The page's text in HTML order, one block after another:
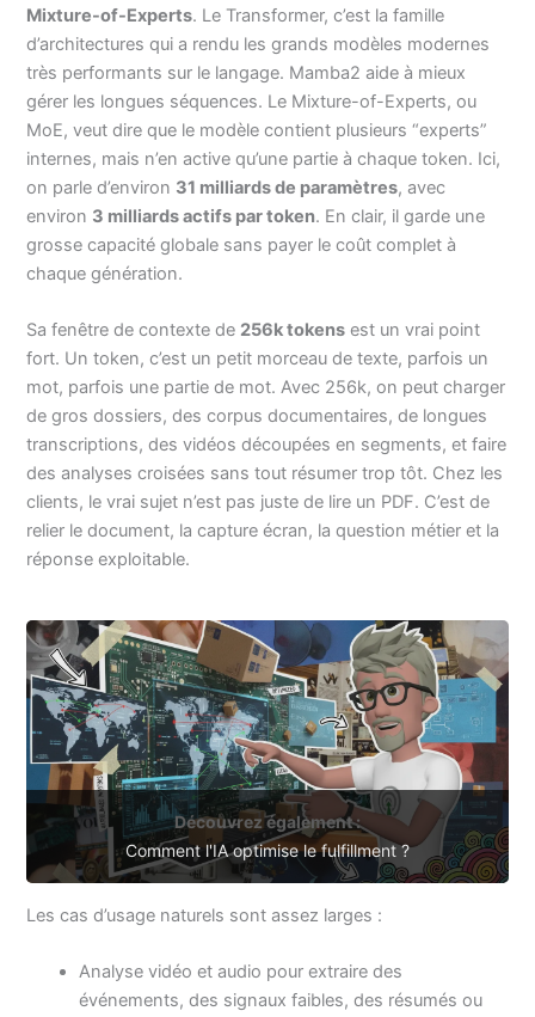
Mixture-of-Experts. Le Transformer, c’est la famille
d’architectures qui a rendu les grands modèles modernes
très performants sur le langage. Mamba2 aide à mieux
gérer les longues séquences. Le Mixture-of-Experts, ou
MoE, veut dire que le modèle contient plusieurs “experts”
internes, mais n’en active qu’une partie à chaque token. Ici,
on parle d’environ 31 milliards de paramètres, avec
environ 3 milliards actifs par token. En clair, il garde une
grosse capacité globale sans payer le coût complet à
chaque génération.
Sa fenêtre de contexte de 256k tokens est un vrai point
fort. Un token, c’est un petit morceau de texte, parfois un
mot, parfois une partie de mot. Avec 256k, on peut charger
de gros dossiers, des corpus documentaires, de longues
transcriptions, des vidéos découpées en segments, et faire
des analyses croisées sans tout résumer trop tôt. Chez les
clients, le vrai sujet n’est pas juste de lire un PDF. C’est de
relier le document, la capture écran, la question métier et la
réponse exploitable.
Découvrez également :
Comment l'IA optimise le fulfillment ?
Les cas d’usage naturels sont assez larges :
Analyse vidéo et audio pour extraire des
événements, des signaux faibles, des résumés ou